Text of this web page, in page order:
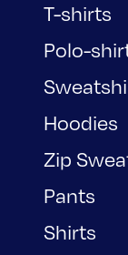
T-shirts
Polo-
Hoodies
Zip
Pants
Shirts